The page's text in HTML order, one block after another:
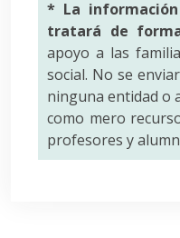
* La
tratará de
apoyo a las
social. No se
ninguna entidad o
como mero
profesores y